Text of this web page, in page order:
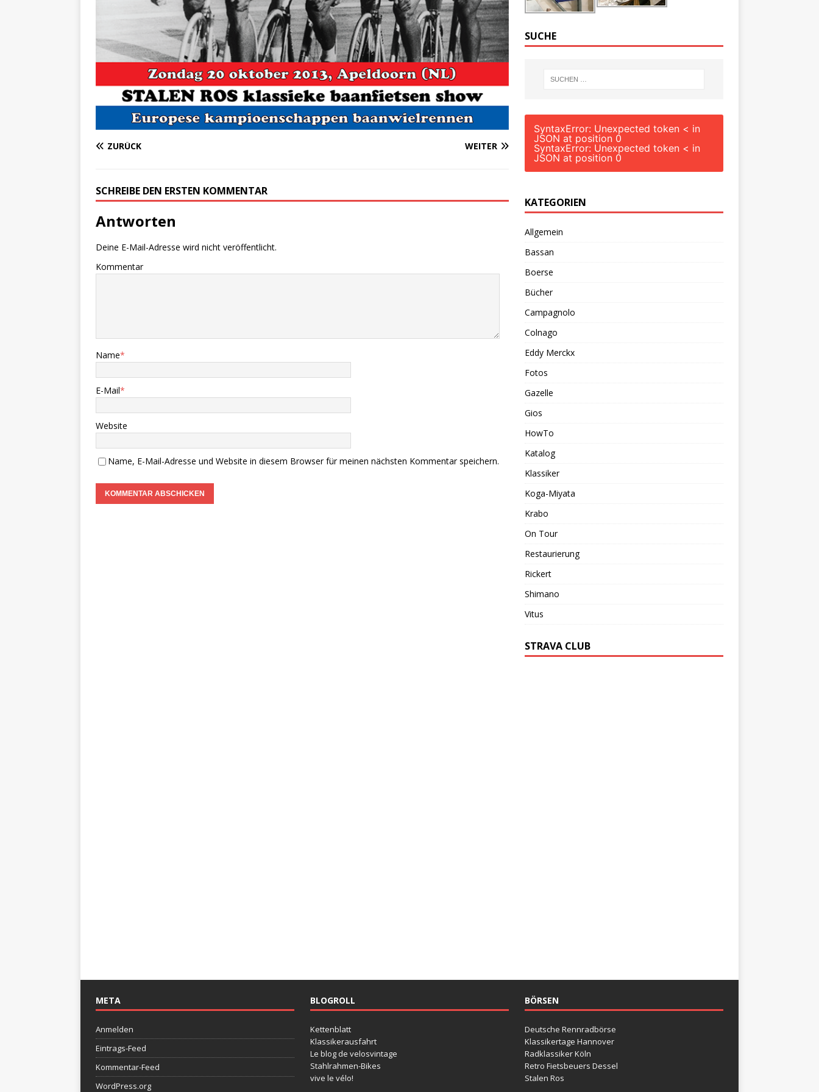
ZURÜCK WEITER
SCHREIBE DEN ERSTEN KOMMENTAR
Antworten
Deine E-Mail-Adresse wird nicht veröffentlicht.
Kommentar
Name*
E-Mail*
Website
Name, E-Mail-Adresse und Website in diesem Browser für meinen nächsten Kommentar speichern.
SUCHE
SyntaxError: Unexpected token < in
JSON at position 0
SyntaxError: Unexpected token < in
JSON at position 0
KATEGORIEN
Allgemein
Bassan
Boerse
Bücher
Campagnolo
Colnago
Eddy Merckx
Fotos
Gazelle
Gios
HowTo
Katalog
Klassiker
Koga-Miyata
Krabo
On Tour
Restaurierung
Rickert
Shimano
Vitus
STRAVA CLUB
META
Anmelden
Eintrags-Feed
Kommentar-Feed
WordPress.org
BLOGROLL
Kettenblatt
Klassikerausfahrt
Le blog de velosvintage
Stahlrahmen-Bikes
vive le vélo!
BÖRSEN
Deutsche Rennradbörse
Klassikertage Hannover
Radklassiker Köln
Retro Fietsbeuers Dessel
Stalen Ros